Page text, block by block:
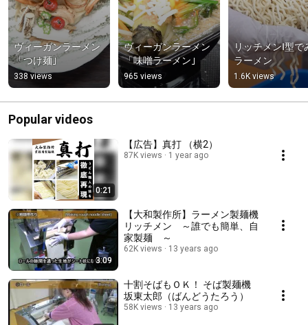
ヴィーガンラーメン
「つけ麺｣
338 views
ヴィーガンラーメン
「味噌ラーメン｣
965 views
リッチメンⅠ型で
ラーメン
1.6K views
Popular videos
0:21
【広告】真打 （横2）
87K views 1 year ago
3:09
【大和製作所】ラーメン製麺機
リッチメン ～誰でも簡単、自
家製麺 ～
62K views 13 years ago
十割そばもＯＫ！ そば製麺機
坂東太郎（ばんどうたろう）
58K views 13 years ago